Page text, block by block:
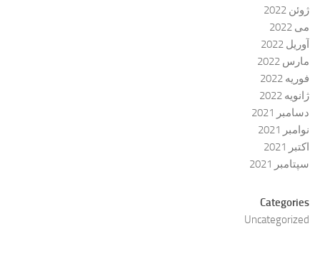
ژوئن 2022
می 2022
آوریل 2022
مارس 2022
فوریه 2022
ژانویه 2022
دسامبر 2021
نوامبر 2021
اکتبر 2021
سپتامبر 2021
Categories
Uncategorized